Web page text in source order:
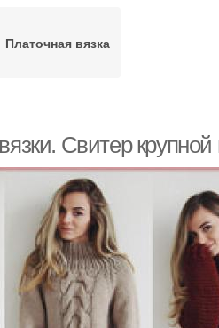
Платочная вязка
Свитер крупной